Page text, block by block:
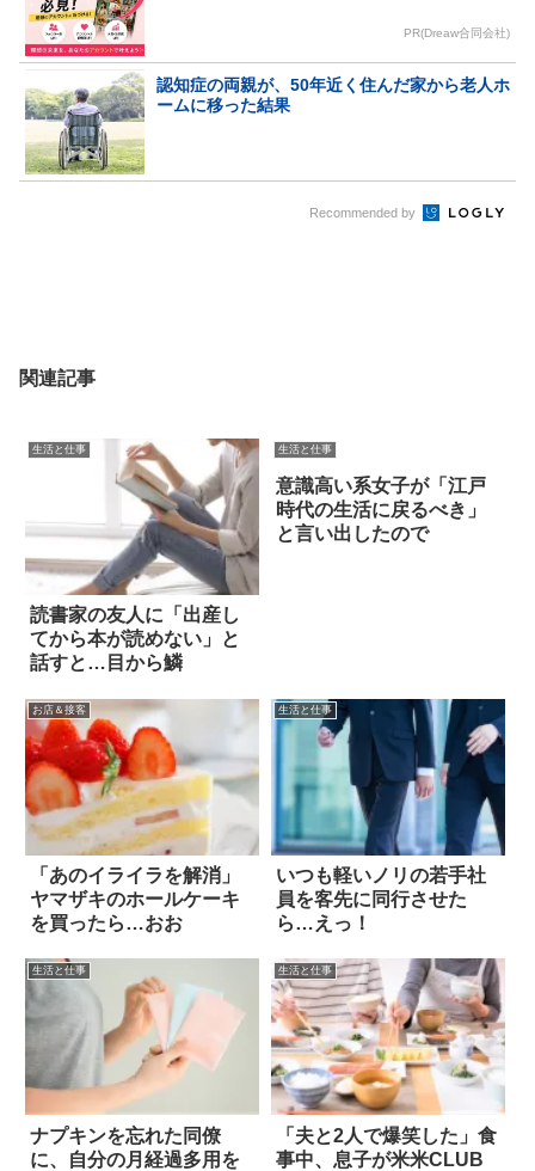
PR(Dreaw合同会社)
認知症の両親が、50年近く住んだ家から老人ホ
ームに移った結果
Recommended by
関連記事
生活と仕事
読書家の友人に「出産し
てから本が読めない」と
話すと…目から鱗
生活と仕事
意識高い系女子が「江戸
時代の生活に戻るべき」
と言い出したので
お店＆接客
「あのイライラを解消」
ヤマザキのホールケーキ
を買ったら…おお
生活と仕事
いつも軽いノリの若手社
員を客先に同行させた
ら…えっ！
生活と仕事
ナプキンを忘れた同僚
に、自分の月経過多用を
生活と仕事
「夫と2人で爆笑した」食
事中、息子が米米CLUB